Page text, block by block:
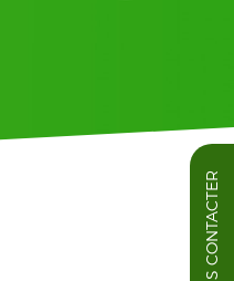
NOUS CONTACTER